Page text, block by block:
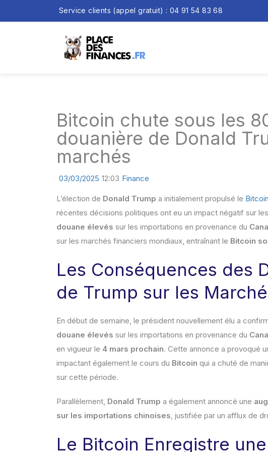
Service clients (appel gratuit) : 04 91 54 83 68
Bitcoin chute sous les
douanière de Donald
marchés
03/03/2025 12:03 Finance
L’élection de Donald Trump a initialement propulsé le Bitcoin
récentes décisions politiques ont eu un impact négatif sur
douane élevés sur les importations en provenance du
sur les marchés financiers mondiaux, entraînant le Bitcoin
Les Conséquences des
de Trump sur les
En début de semaine, le président nouvellement élu a
douane élevés sur les importations en provenance du
en vigueur le 4 mars prochain. Cette annonce a provoqué
impactant également le cours du Bitcoin qui a chuté de
sur cette période.
Parallèlement, Donald Trump a également annoncé une
sur les importations chinoises, justifiée par un afflux de
Le Bitcoin Enregistre